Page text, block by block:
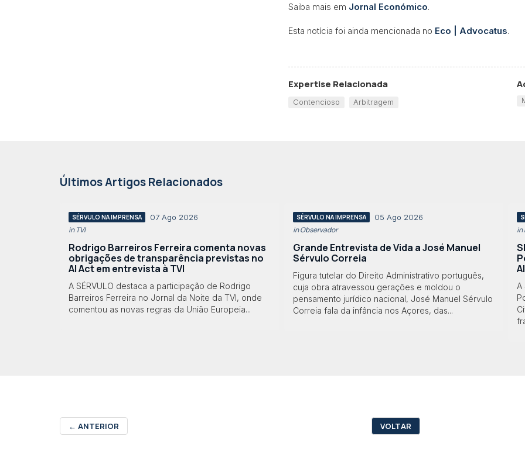
Saiba mais em Jornal Económico.
Esta notícia foi ainda mencionada no Eco | Advocatus.
Expertise Relacionada
Contencioso Arbitragem
Últimos Artigos Relacionados
SÉRVULO NA IMPRENSA 07 Ago 2026
in TVI
Rodrigo Barreiros Ferreira comenta novas
obrigações de transparência previstas no
AI Act em entrevista à TVI
A SÉRVULO destaca a participação de Rodrigo
Barreiros Ferreira no Jornal da Noite da TVI, onde
comentou as novas regras da União Europeia...
SÉRVULO NA IMPRENSA 05 Ago 2026
in Observador
Grande Entrevista de Vida a José Manuel
Sérvulo Correia
Figura tutelar do Direito Administrativo português,
cuja obra atravessou gerações e moldou o
pensamento jurídico nacional, José Manuel Sérvulo
Correia fala da infância nos Açores, das...
in
A
← ANTERIOR VOLTAR